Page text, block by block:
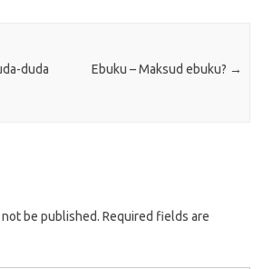
duda
Ebuku – Maksud ebuku? →
be published. Required fields are